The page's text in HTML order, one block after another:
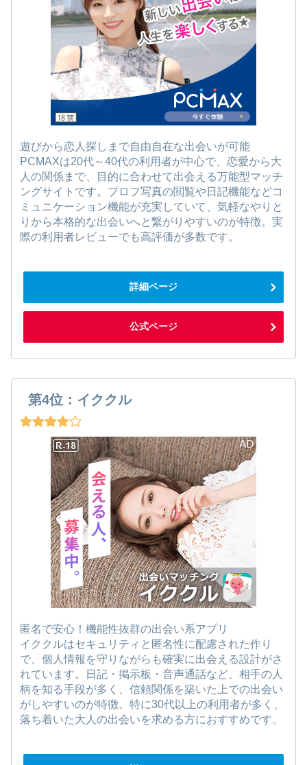
遊びから恋人探しまで自由自在な出会いが可能
PCMAXは20代～40代の利用者が中心で、恋愛から大
人の関係まで、目的に合わせて出会える万能型マッチ
ングサイトです。プロフ写真の閲覧や日記機能などコ
ミュニケーション機能が充実していて、気軽なやりと
りから本格的な出会いへと繋がりやすいのが特徴。実
際の利用者レビューでも高評価が多数です。
詳細ページ
公式ページ
第4位：イククル
匿名で安心！機能性抜群の出会い系アプリ
イククルはセキュリティと匿名性に配慮された作り
で、個人情報を守りながらも確実に出会える設計がさ
れています。日記・掲示板・音声通話など、相手の人
柄を知る手段が多く、信頼関係を築いた上での出会い
がしやすいのが特徴。特に30代以上の利用者が多く、
落ち着いた大人の出会いを求める方におすすめです。